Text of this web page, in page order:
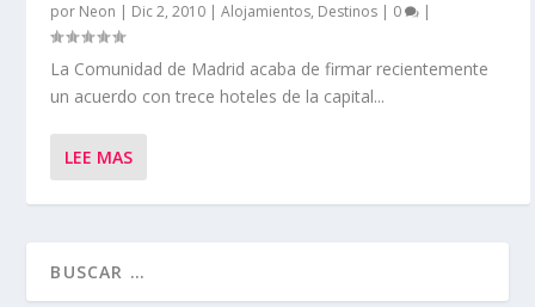
por Neon | Dic 2, 2010 |Alojamientos, Destinos | 0 |
La Comunidad de Madrid acaba de firmar recientemente
un acuerdo con trece hoteles de la capital...
LEE MAS